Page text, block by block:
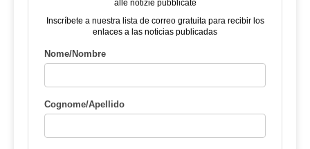
alle notizie pubblicate
Inscríbete a nuestra lista de correo gratuita para recibir los
enlaces a las noticias publicadas
Nome/Nombre
Cognome/Apellido